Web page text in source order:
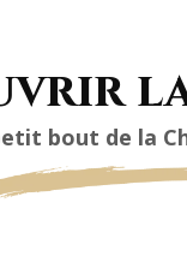
bout de la